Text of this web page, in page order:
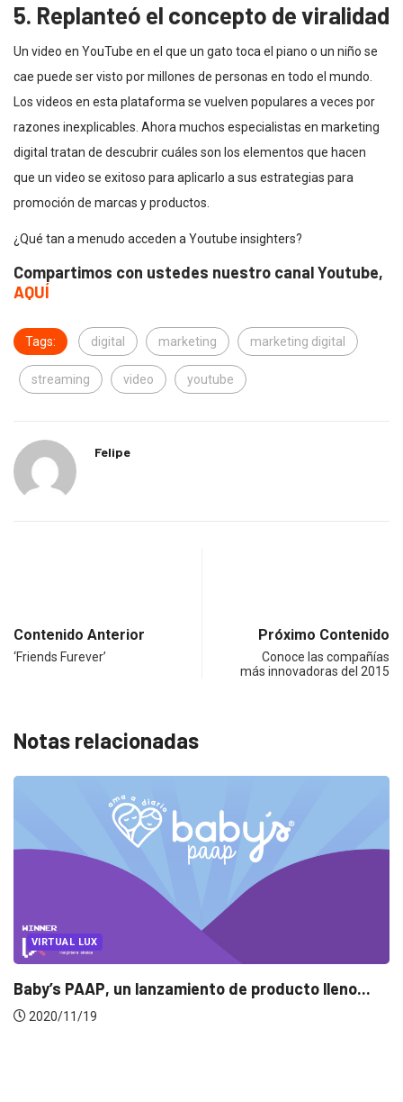
5. Replanteó el concepto de viralidad
Un video en YouTube en el que un gato toca el piano o un niño se
cae puede ser visto por millones de personas en todo el mundo.
Los videos en esta plataforma se vuelven populares a veces por
razones inexplicables. Ahora muchos especialistas en marketing
digital tratan de descubrir cuáles son los elementos que hacen
que un video se exitoso para aplicarlo a sus estrategias para
promoción de marcas y productos.
¿Qué tan a menudo acceden a Youtube insighters?
Compartimos con ustedes nuestro canal Youtube,
AQUÍ
Tags: digital marketing marketing digital
streaming video youtube
Felipe
Contenido Anterior
‘Friends Furever’
Próximo Contenido
Conoce las compañías
más innovadoras del 2015
Notas relacionadas
de producto lleno... EVENTOS LUX AWARDS